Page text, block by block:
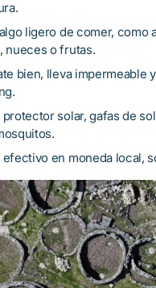
ligero de comer, como
nueces o frutas.
bien, lleva impermeable
protector solar, gafas de
efectivo en moneda local,